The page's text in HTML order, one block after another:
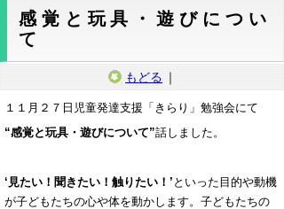
感覚と玩具・遊びについ
て
もどる ｜
１１月２７日児童発達支援「きらり」勉強会にて
“感覚と玩具・遊びについて”話しました。
‘見たい！聞きたい！触りたい！’ といった目的や動機
が子どもたちの心や体を動かします。子どもたちの